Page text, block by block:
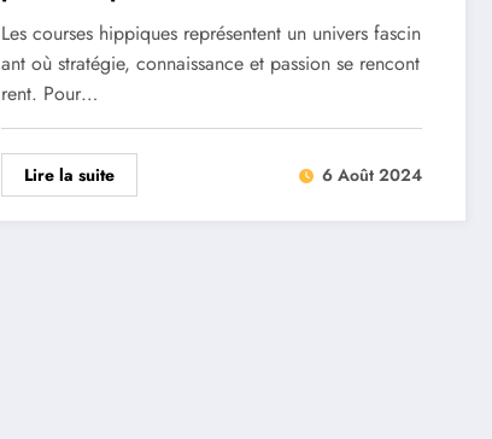
courses hippiques
Les courses hippiques représentent un univers fascin
ant où stratégie, connaissance et passion se rencont
rent. Pour…
Lire la suite 6 Août 2024